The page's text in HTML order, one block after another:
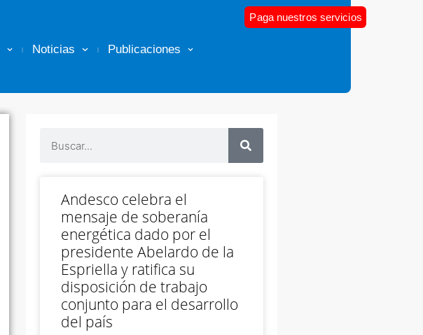
Noticias Publicaciones
Paga nuestros servicios
Andesco celebra el
mensaje de soberanía
energética dado por el
presidente Abelardo de la
Espriella y ratifica su
disposición de trabajo
conjunto para el desarrollo
del país